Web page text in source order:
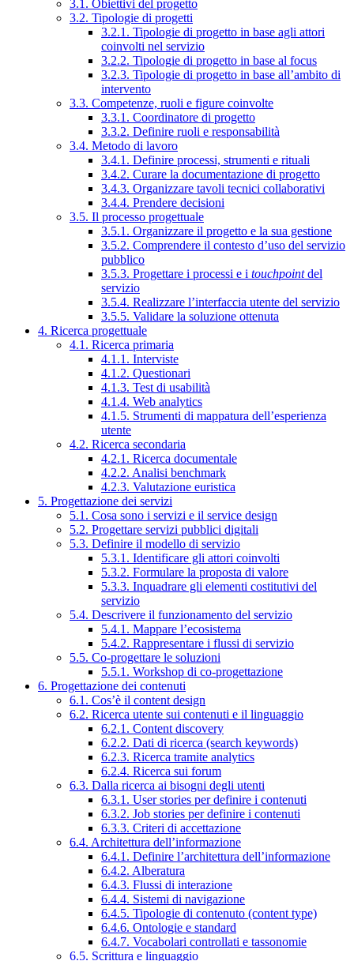
3.1. Obiettivi del progetto
3.2. Tipologie di progetti
3.2.1. Tipologie di progetto in base agli attori
coinvolti nel servizio
3.2.2. Tipologie di progetto in base al focus
3.2.3. Tipologie di progetto in base all’ambito di
intervento
3.3. Competenze, ruoli e figure coinvolte
3.3.1. Coordinatore di progetto
3.3.2. Definire ruoli e responsabilità
3.4. Metodo di lavoro
3.4.1. Definire processi, strumenti e rituali
3.4.2. Curare la documentazione di progetto
3.4.3. Organizzare tavoli tecnici collaborativi
3.4.4. Prendere decisioni
3.5. Il processo progettuale
3.5.1. Organizzare il progetto e la sua gestione
3.5.2. Comprendere il contesto d’uso del servizio
pubblico
3.5.3. Progettare i processi e i touchpointdel
servizio
3.5.4. Realizzare l’interfaccia utente del servizio
3.5.5. Validare la soluzione ottenuta
4. Ricerca progettuale
4.1. Ricerca primaria
4.1.1. Interviste
4.1.2. Questionari
4.1.3. Test di usabilità
4.1.4. Web analytics
4.1.5. Strumenti di mappatura dell’esperienza
utente
4.2. Ricerca secondaria
4.2.1. Ricerca documentale
4.2.2. Analisi benchmark
4.2.3. Valutazione euristica
5. Progettazione dei servizi
5.1. Cosa sono i servizi e il service design
5.2. Progettare servizi pubblici digitali
5.3. Definire il modello di servizio
5.3.1. Identificare gli attori coinvolti
5.3.2. Formulare la proposta di valore
5.3.3. Inquadrare gli elementi costitutivi del
servizio
5.4. Descrivere il funzionamento del servizio
5.4.1. Mappare l’ecosistema
5.4.2. Rappresentare i flussi di servizio
5.5. Co-progettare le soluzioni
5.5.1. Workshop di co-progettazione
6. Progettazione dei contenuti
6.1. Cos’è il content design
6.2. Ricerca utente sui contenuti e il linguaggio
6.2.1. Content discovery
6.2.2. Dati di ricerca (search keywords)
6.2.3. Ricerca tramite analytics
6.2.4. Ricerca sui forum
6.3. Dalla ricerca ai bisogni degli utenti
6.3.1. User stories per definire i contenuti
6.3.2. Job stories per definire i contenuti
6.3.3. Criteri di accettazione
6.4. Architettura dell’informazione
6.4.1. Definire l’architettura dell’informazione
6.4.2. Alberatura
6.4.3. Flussi di interazione
6.4.4. Sistemi di navigazione
6.4.5. Tipologie di contenuto (content type)
6.4.6. Ontologie e standard
6.4.7. Vocabolari controllati e tassonomie
6.5. Scrittura e linguaggio